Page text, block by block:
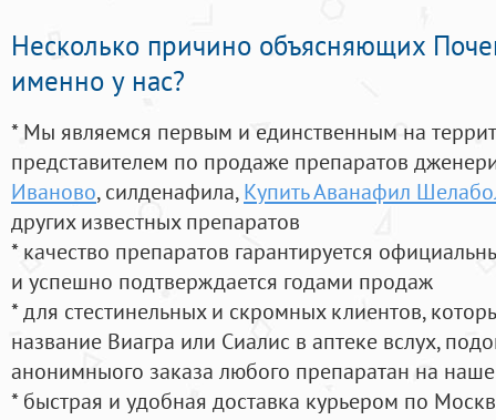
Несколько причино объясняющих
именно у нас?
* Мы являемся первым и единственным на
представителем по продаже препаратов
Иваново, силденафила, Купить Аванафил
других известных препаратов
* качество препаратов гарантируется
и успешно подтверждается годами продаж
* для стестинельных и скромных клиентов,
название Виагра или Сиалис в аптеке вслух,
анонимныого заказа любого препаратан на
* быстрая и удобная доставка курьером по